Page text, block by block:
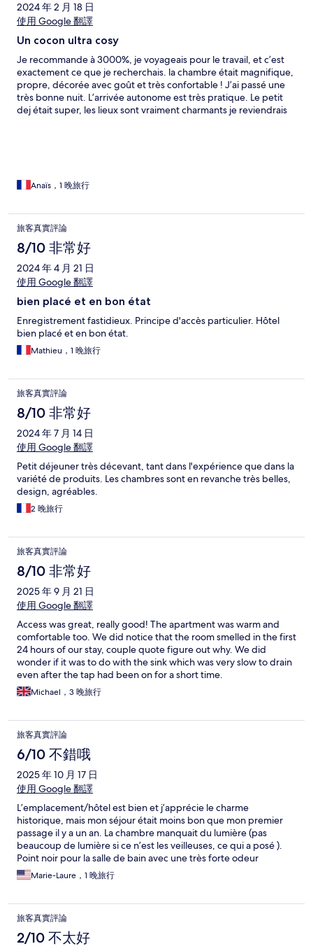
2024 年 2 月 18 日
使用 Google 翻譯
Un cocon ultra cosy
Je recommande à 3000%, je voyageais pour le travail, et c’est
exactement ce que je recherchais. la chambre était magnifique,
propre, décorée avec goût et très confortable ! J’ai passé une
très bonne nuit. L’arrivée autonome est très pratique. Le petit
dej était super, les lieux sont vraiment charmants je reviendrais
Anaïs，1 晚旅行
旅客真實評論
8/10 非常好
2024 年 4 月 21 日
使用 Google 翻譯
bien placé et en bon état
Enregistrement fastidieux. Principe d'accès particulier. Hôtel
bien placé et en bon état.
Mathieu，1 晚旅行
旅客真實評論
8/10 非常好
2024 年 7 月 14 日
使用 Google 翻譯
Petit déjeuner très décevant, tant dans l'expérience que dans la
variété de produits. Les chambres sont en revanche très belles,
design, agréables.
2 晚旅行
旅客真實評論
8/10 非常好
2025 年 9 月 21 日
使用 Google 翻譯
Access was great, really good! The apartment was warm and
comfortable too. We did notice that the room smelled in the first
24 hours of our stay, couple quote figure out why. We did
wonder if it was to do with the sink which was very slow to drain
even after the tap had been on for a short time.
Michael，3 晚旅行
旅客真實評論
6/10 不錯哦
2025 年 10 月 17 日
使用 Google 翻譯
L’emplacement/hôtel est bien et j’apprécie le charme
historique, mais mon séjour était moins bon que mon premier
passage il y a un an. La chambre manquait du lumière (pas
beaucoup de lumière si ce n’est les veilleuses, ce qui a posé ).
Point noir pour la salle de bain avec une très forte odeur
d’égouts et de canalisations.
Marie-Laure，1 晚旅行
旅客真實評論
2/10 不太好